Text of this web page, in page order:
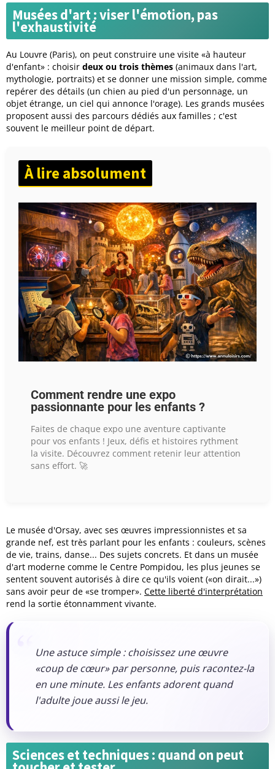
Musées d'art : viser l'émotion, pas
l'exhaustivité
Au Louvre (Paris), on peut construire une visite «à hauteur
d'enfant» : choisir deux ou trois thèmes (animaux dans l'art,
mythologie, portraits) et se donner une mission simple, comme
repérer des détails (un chien au pied d'un personnage, un
objet étrange, un ciel qui annonce l'orage). Les grands musées
proposent aussi des parcours dédiés aux familles ; c'est
souvent le meilleur point de départ.
À lire absolument
Comment rendre une expo
passionnante pour les enfants ?
Faites de chaque expo une aventure captivante
pour vos enfants ! Jeux, défis et histoires rythment
la visite. Découvrez comment retenir leur attention
sans effort. 🚀
Le musée d'Orsay, avec ses œuvres impressionnistes et sa
grande nef, est très parlant pour les enfants : couleurs, scènes
de vie, trains, danse... Des sujets concrets. Et dans un musée
d'art moderne comme le Centre Pompidou, les plus jeunes se
sentent souvent autorisés à dire ce qu'ils voient («on dirait...»)
sans avoir peur de «se tromper». Cette liberté d'interprétation
rend la sortie étonnamment vivante.
Une astuce simple : choisissez une œuvre
«coup de cœur» par personne, puis racontez-la
en une minute. Les enfants adorent quand
l'adulte joue aussi le jeu.
Sciences et techniques : quand on peut